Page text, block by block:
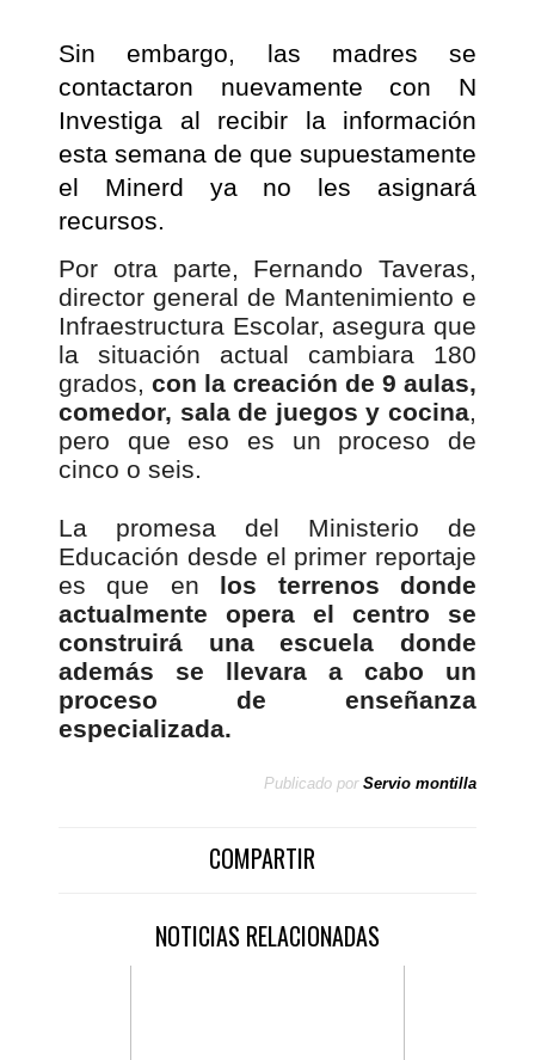
Sin embargo, las madres se
contactaron nuevamente con N
Investiga al recibir la información
esta semana de que supuestamente
el Minerd ya no les asignará
recursos.
Por otra parte, Fernando Taveras,
director general de Mantenimiento e
Infraestructura Escolar, asegura que
la situación actual cambiara 180
grados, con la creación de 9 aulas,
comedor, sala de juegos y cocina,
pero que eso es un proceso de
cinco o seis.
La promesa del Ministerio de
Educación desde el primer reportaje
es que en los terrenos donde
actualmente opera el centro se
construirá una escuela donde
además se llevara a cabo un
proceso de enseñanza
especializada.
Publicado por Servio montilla
COMPARTIR
NOTICIAS RELACIONADAS